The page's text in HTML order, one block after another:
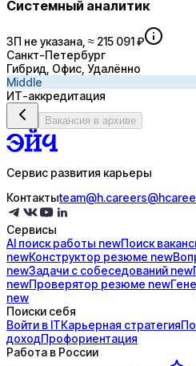
Системный аналитик
ЗП не указана, ≈ 215 091 ₽
Санкт-Петербург
Гибрид, Офис, Удалённо
Middle
ИТ-аккредитация
Вакансия в архиве
Сервис развития карьеры
Контактыteam@h.careers
Сервисы
AI поискработы newПоиск
newКонструктор резюме new
newЗадачи с собеседований new
newПроверятор резюме new
new
Поиски себя
Войти в ITКарьерная стратегия
доходПрофориентация
Работа в России